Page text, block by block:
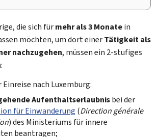
die sich fürmehr als 3 Monatein
möchten, um dort einerTätigkeit als
nachzugehen, müssen ein 2-stufiges
Einreise nach Luxemburg:
Aufenthaltserlaubnisbei der
für Einwanderung (Direction générale
) des Ministeriums für innere
beantragen;